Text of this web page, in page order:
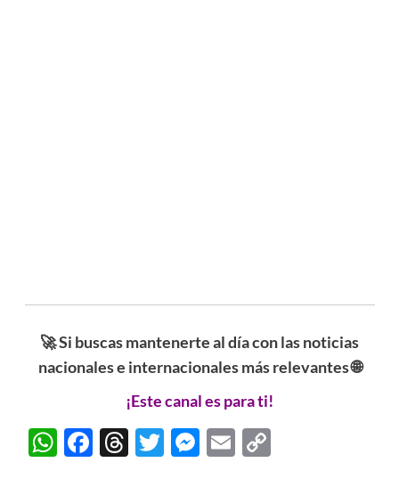
🚀 Si buscas mantenerte al día con las noticias
nacionales e internacionales más relevantes 🌐
¡Este canal es para ti!
WhatsApp
Facebook
Threads
Twitter
Messenger
EmailCopy